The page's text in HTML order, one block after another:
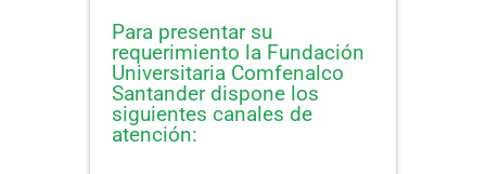
Para presentar su
requerimiento la Fundación
Universitaria Comfenalco
Santander dispone los
siguientes canales de
atención: